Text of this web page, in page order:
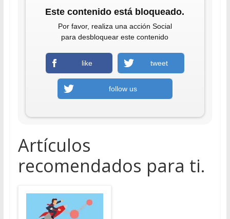
Este contenido está bloqueado.
Por favor, realiza una acción Social
para desbloquear este contenido
like tweet
follow us
Artículos
recomendados para ti.